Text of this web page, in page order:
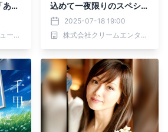
り
ャ
202
さ”
株式会社ソニー・ミュージックソリューションズ
込めて一夜限りのスペシャ
ルカフェイベント開催！
2025-07-18 19:00
株式会社クリームエンタテインメント